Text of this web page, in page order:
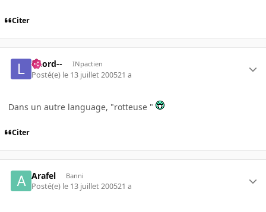
Citer
--Lord-- INpactien
Posté(e) le 13 juillet 200521 a
Dans un autre language, "rotteuse "
Citer
Arafel Banni
Posté(e) le 13 juillet 200521 a